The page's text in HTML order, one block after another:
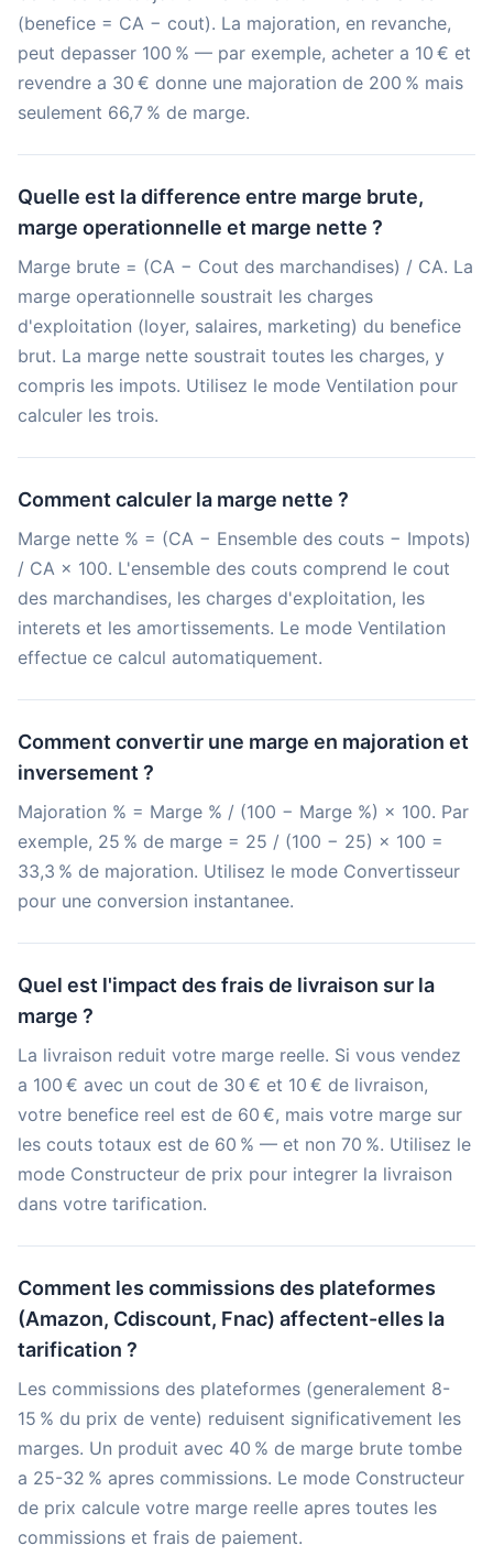
(benefice = CA − cout). La majoration, en revanche,
peut depasser 100 % — par exemple, acheter a 10 € et
revendre a 30 € donne une majoration de 200 % mais
seulement 66,7 % de marge.
Quelle est la difference entre marge brute,
marge operationnelle et marge nette ?
Marge brute = (CA − Cout des marchandises) / CA. La
marge operationnelle soustrait les charges
d'exploitation (loyer, salaires, marketing) du benefice
brut. La marge nette soustrait toutes les charges, y
compris les impots. Utilisez le mode Ventilation pour
calculer les trois.
Comment calculer la marge nette ?
Marge nette % = (CA − Ensemble des couts − Impots)
/ CA × 100. L'ensemble des couts comprend le cout
des marchandises, les charges d'exploitation, les
interets et les amortissements. Le mode Ventilation
effectue ce calcul automatiquement.
Comment convertir une marge en majoration et
inversement ?
Majoration % = Marge % / (100 − Marge %) × 100. Par
exemple, 25 % de marge = 25 / (100 − 25) × 100 =
33,3 % de majoration. Utilisez le mode Convertisseur
pour une conversion instantanee.
Quel est l'impact des frais de livraison sur la
marge ?
La livraison reduit votre marge reelle. Si vous vendez
a 100 € avec un cout de 30 € et 10 € de livraison,
votre benefice reel est de 60 €, mais votre marge sur
les couts totaux est de 60 % — et non 70 %. Utilisez le
mode Constructeur de prix pour integrer la livraison
dans votre tarification.
Comment les commissions des plateformes
(Amazon, Cdiscount, Fnac) affectent-elles la
tarification ?
Les commissions des plateformes (generalement 8-
15 % du prix de vente) reduisent significativement les
marges. Un produit avec 40 % de marge brute tombe
a 25-32 % apres commissions. Le mode Constructeur
de prix calcule votre marge reelle apres toutes les
commissions et frais de paiement.